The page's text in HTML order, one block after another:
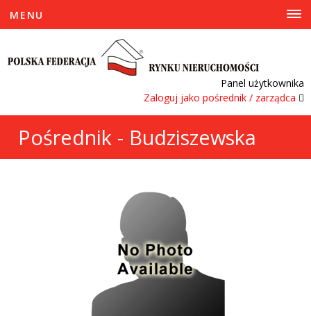
Panel użytkownika
Zaloguj jako pośrednik / zarządca
MENU
Pośrednik - Budziszewska